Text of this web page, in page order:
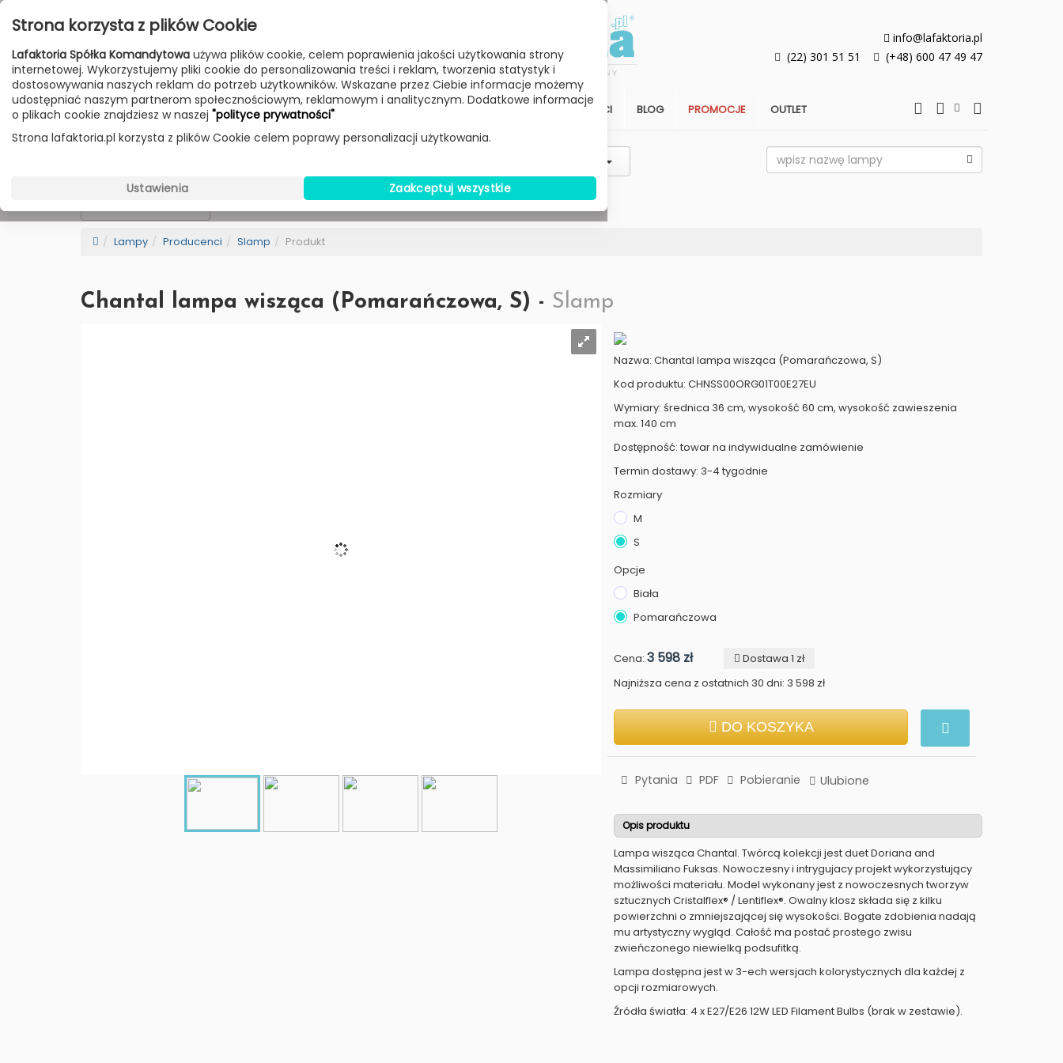
Przejdź do treści
Poniedziałek - Piątek 10:00-18:00
Sobota 10:00-14:00
info@lafaktoria.pl
(22) 301 51 51
(+48) 600 47 49 47
HOME LAMPY MEBLE DODATKI STREFA KLIENTA ARCHITEKCI BLOG PROMOCJE OUTLET
BESTSELLER W MAGAZYNIE
Lampy Producenci Slamp Produkt
Chantal lampa wisząca (Pomarańczowa, S) - Slamp
Nazwa: Chantal lampa wisząca (Pomarańczowa, S)
Kod produktu: CHNSS00ORG01T00E27EU
Wymiary: średnica 36 cm, wysokość 60 cm, wysokość zawieszenia
max. 140 cm
Dostępność: towar na indywidualne zamówienie
Termin dostawy: 3-4 tygodnie
Rozmiary
M
S
Opcje
Biała
Pomarańczowa
Cena:3 598 zł
Dostawa 1 zł
Najniższa cena z ostatnich 30 dni: 3 598 zł
DO KOSZYKA
Pytania PDF Pobieranie Ulubione
Opis produktu
Lampa wisząca Chantal. Twórcą kolekcji jest duet Doriana and
Massimiliano Fuksas. Nowoczesny i intrygujacy projekt wykorzystujący
możliwości materiału. Model wykonany jest z nowoczesnych tworzyw
sztucznych Cristalflex® / Lentiflex®. Owalny klosz składa się z kilku
powierzchni o zmniejszającej się wysokości. Bogate zdobienia nadają
mu artystyczny wygląd. Całość ma postać prostego zwisu
zwieńczonego niewielką podsufitką.
Lampa dostępna jest w 3-ech wersjach kolorystycznych dla każdej z
opcji rozmiarowych.
Źródła światła: 4 x E27/E26 12W LED Filament Bulbs (brak w zestawie).
Strona korzysta z plików Cookie
Lafaktoria Spółka Komandytowa używa plików cookie, celem poprawienia jakości użytkowania strony
internetowej. Wykorzystujemy pliki cookie do personalizowania treści i reklam, tworzenia statystyk i
dostosowywania naszych reklam do potrzeb użytkowników. Wskazane przez Ciebie informacje możemy
udostępniać naszym partnerom społecznościowym, reklamowym i analitycznym. Dodatkowe informacje
o plikach cookie znajdziesz w naszej "polityce prywatności"
Strona lafaktoria.pl korzysta z plików Cookie celem poprawy personalizacji użytkowania.
Zaakceptuj wszystkie
Ustawienia